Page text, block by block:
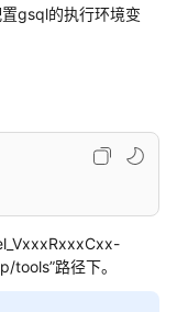
gsql的执行环境变
-
路径下。